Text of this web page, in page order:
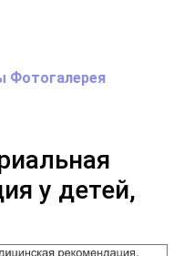
Фотогалерея
у детей,